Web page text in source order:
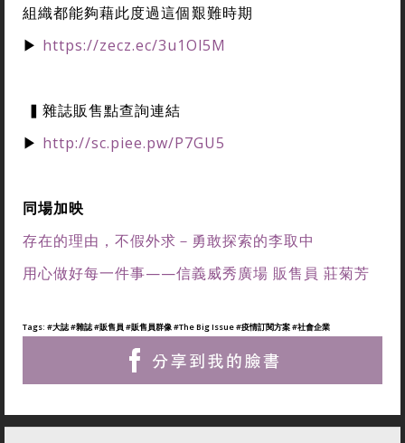
組織都能夠藉此度過這個艱難時期
▶ https://zecz.ec/3u1Ol5M
▍雜誌販售點查詢連結
▶ http://sc.piee.pw/P7GU5
同場加映
存在的理由，不假外求－勇敢探索的李取中
用心做好每一件事——信義威秀廣場 販售員 莊菊芳
Tags: #大誌#雜誌#販售員 #販售員群像#The Big Issue#疫情訂閱方案#社會企業